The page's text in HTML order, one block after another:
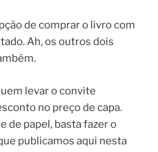
de comprar o livro com
Ah, os outros dois
levar o convite
no preço de capa.
de papel, basta fazer o
publicamos aqui nesta